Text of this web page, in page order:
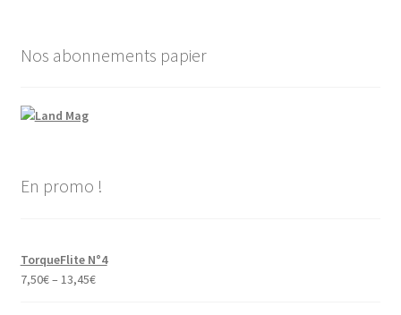
Nos abonnements papier
En promo !
TorqueFlite N°4
7,50€– 13,45€